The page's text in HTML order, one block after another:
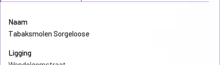
Naam
Tabaksmolen Sorgeloose
Ligging